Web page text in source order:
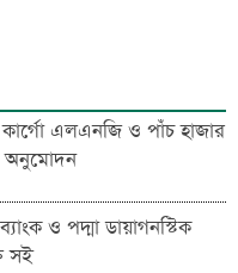
এলএনজি ও পাঁচ হাজার
অনুমোদন
ও পদ্মা ডায়াগনস্টিক
সই